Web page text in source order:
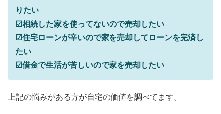
りたい
☑相続した家を使ってないので売却したい
☑住宅ローンが辛いので家を売却してローンを完済し
たい
☑借金で生活が苦しいので家を売却したい
上記の悩みがある方が自宅の価値を調べてます。